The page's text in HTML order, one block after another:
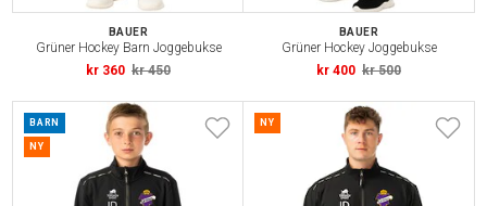
BAUER
Grüner Hockey Barn Joggebukse
kr 360 kr 450
BAUER
Grüner Hockey Joggebukse
kr 400 kr 500
BARN
NY
NY